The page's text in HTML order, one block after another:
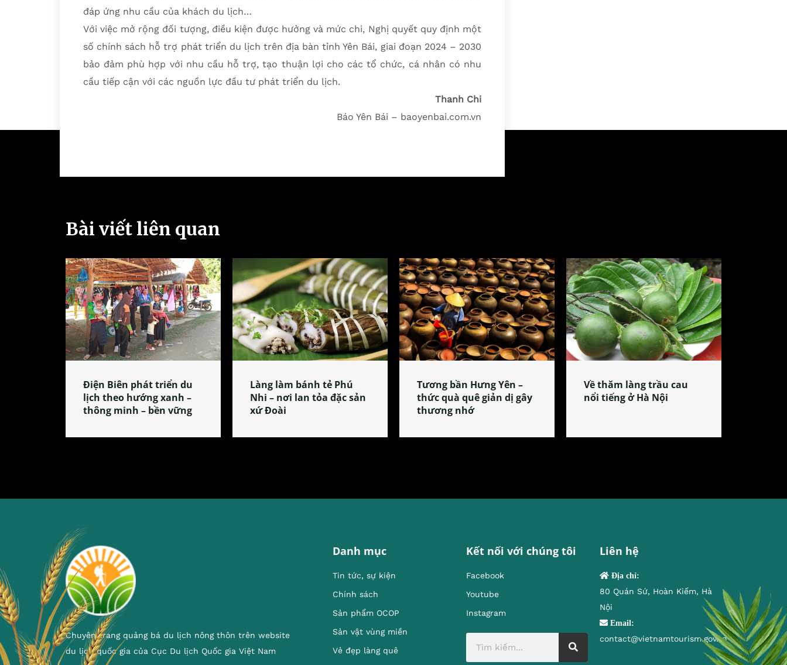
đáp ứng nhu cầu của khách du lịch…
Với việc mở rộng đối tượng, điều kiện được hưởng và mức chi, Nghị quyết quy định một
số chính sách hỗ trợ phát triển du lịch trên địa bàn tỉnh Yên Bái, giai đoạn 2024 – 2030
bảo đảm phù hợp với nhu cầu hỗ trợ, tạo thuận lợi cho các tổ chức, cá nhân có nhu
cầu tiếp cận với các nguồn lực đầu tư phát triển du lịch.
Thanh Chi
Báo Yên Bái – baoyenbai.com.vn
Bài viết liên quan
Điện Biên phát triển du
lịch theo hướng xanh –
thông minh – bền vững
Làng làm bánh tẻ Phú
Nhi – nơi lan tỏa đặc sản
xứ Đoài
Tương bần Hưng Yên –
thức quà quê giản dị gây
thương nhớ
Về thăm làng trầu cau
nổi tiếng ở Hà Nội
Chuyên trang quảng bá du lịch nông thôn trên website
du lịch quốc gia của Cục Du lịch Quốc gia Việt Nam
Danh mục
Tin tức, sự kiện
Chính sách
Sản phẩm OCOP
Sản vật vùng miền
Vẻ đẹp làng quê
Kết nối với chúng tôi
Facebook
Youtube
Instagram
Liên hệ
Địa chỉ:
80 Quán Sứ, Hoàn Kiếm, Hà
Nội
Email:
contact@vietnamtourism.gov.vn